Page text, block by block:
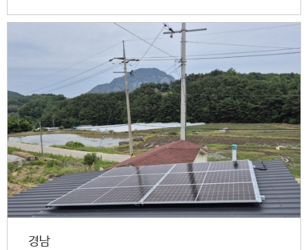
경남